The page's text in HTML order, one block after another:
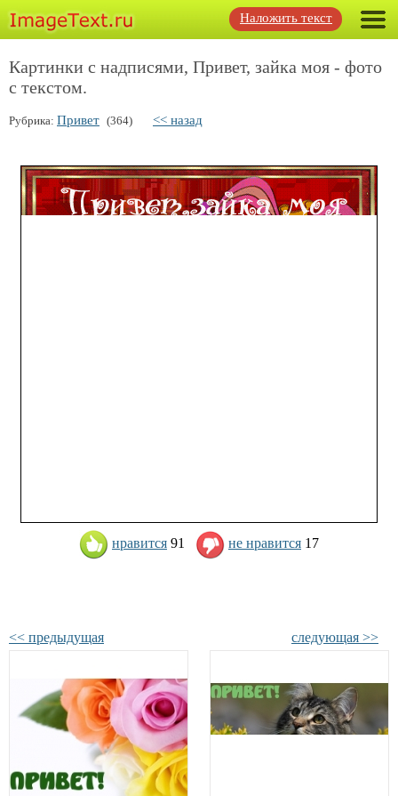
Наложить текст
Картинки с надписями, Привет, зайка моя - фото
с текстом.
Рубрика: Привет (364) << назад
нравится 91 не нравится 17
<< предыдущая следующая >>